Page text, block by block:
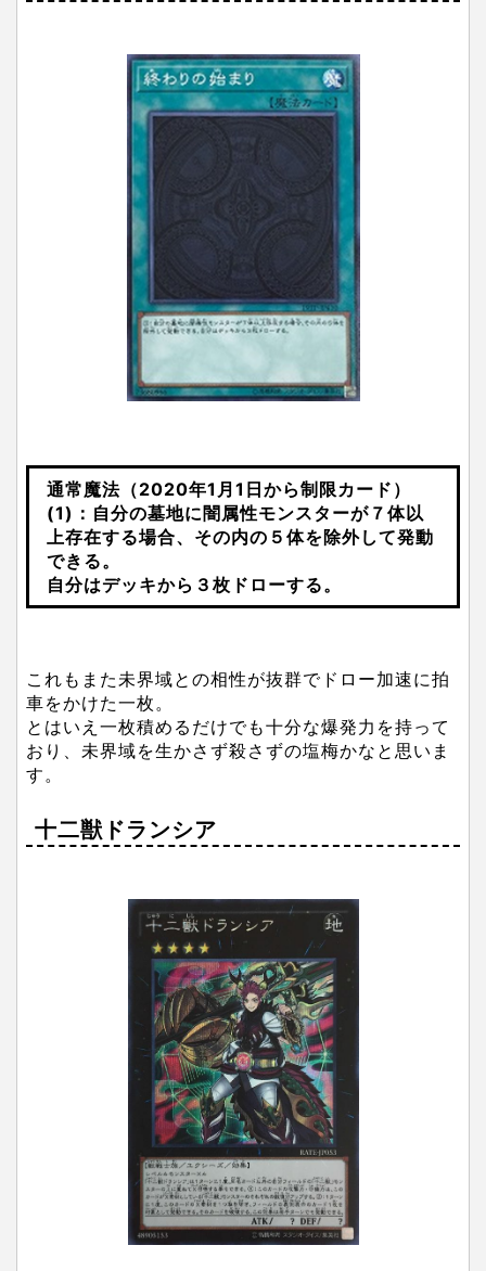
通常魔法（2020年1月1日から制限カード）
(1)：自分の墓地に闇属性モンスターが７体以
上存在する場合、その内の５体を除外して発動
できる。
自分はデッキから３枚ドローする。
これもまた未界域との相性が抜群でドロー加速に拍
車をかけた一枚。
とはいえ一枚積めるだけでも十分な爆発力を持って
おり、未界域を生かさず殺さずの塩梅かなと思いま
す。
十二獣ドランシア